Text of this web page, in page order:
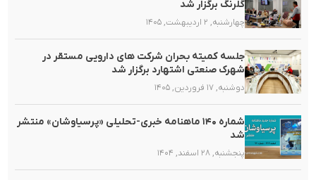
گلرنگ برگزار شد
چهارشنبه, ۲ اردیبهشت, ۱۴۰۵
جلسه کمیته بحران شرکت های دارویی مستقر در
شهرک صنعتی اشتهارد برگزار شد
دوشنبه, ۱۷ فروردین, ۱۴۰۵
شماره ۱۴۰ ماهنامه خبری-تحلیلی «پرسیاوشان» منتشر
شد
پنجشنبه, ۲۸ اسفند, ۱۴۰۴